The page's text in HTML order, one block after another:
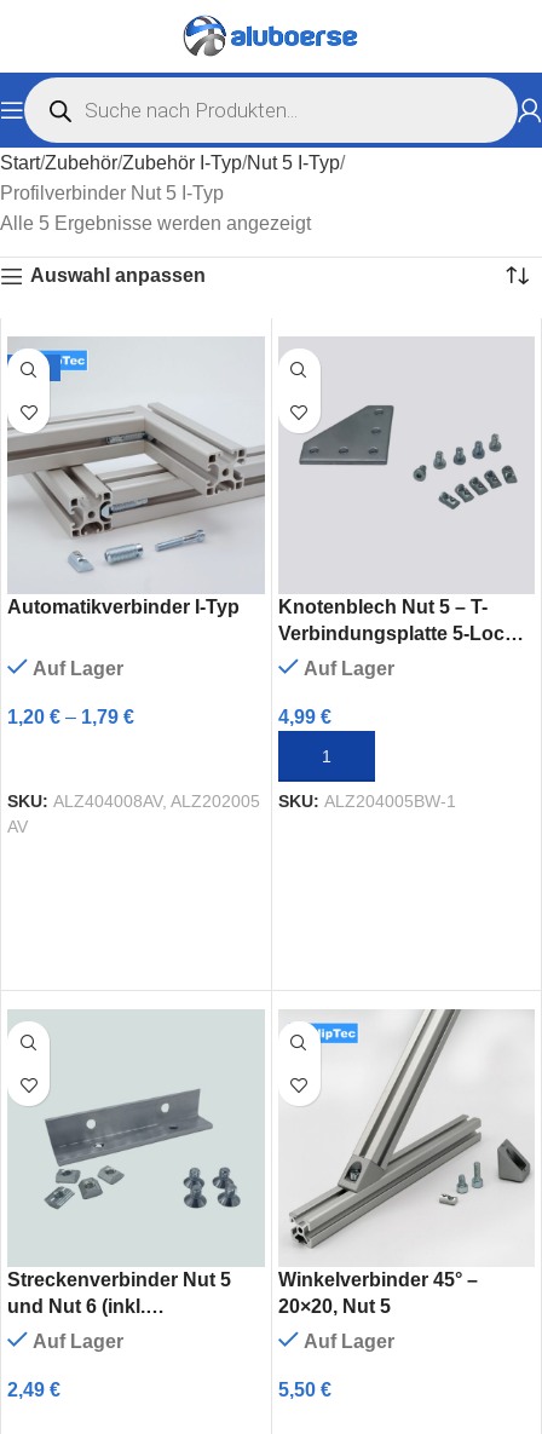
Start Zubehör Zubehör I-Typ Nut 5 I-Typ
Profilverbinder Nut 5 I-Typ
Alle 5 Ergebnisse werden angezeigt
Auswahl anpassen
-28%
Automatikverbinder I-Typ
Auf Lager
1,20 € – 1,79 €
SKU: ALZ404008AV, ALZ202005
AV
Knotenblech Nut 5 – T-
Verbindungsplatte 5-Loch
für 20×20 Aluprofile
Auf Lager
4,99 €
IN DEN WARENKORB
SKU: ALZ204005BW-1
Streckenverbinder Nut 5
und Nut 6 (inkl.
Verschraubung)
Auf Lager
2,49 €
Winkelverbinder 45° –
20×20, Nut 5
Auf Lager
5,50 €